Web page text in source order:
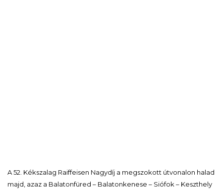
A 52. Kékszalag Raiffeisen Nagydíj a megszokott útvonalon halad
majd, azaz a Balatonfüred – Balatonkenese – Siófok – Keszthely